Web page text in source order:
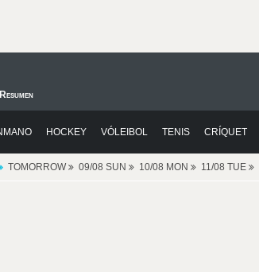
HOCKEY VÓLEIBOL TENIS CRÍQUET
TOMORROW 09/08 SUN 10/08 MON 11/08 TUE